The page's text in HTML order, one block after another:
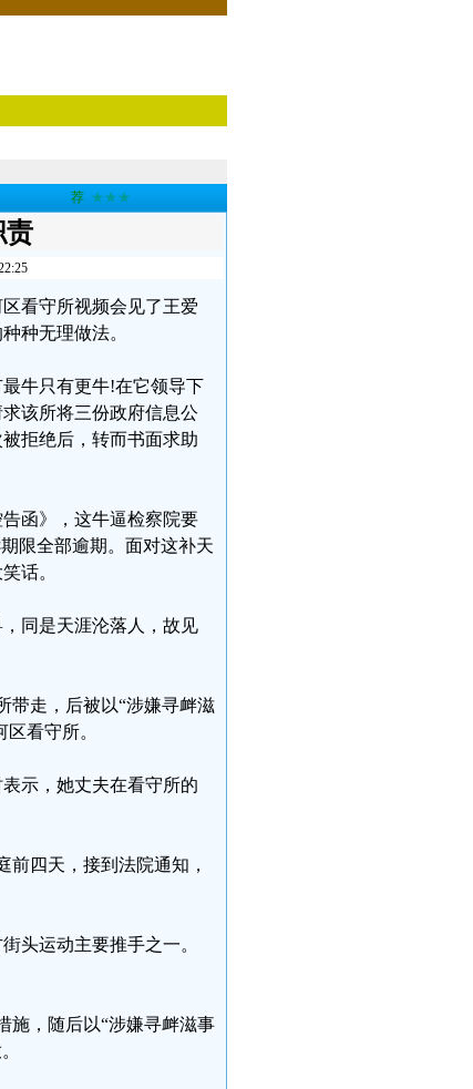
荐 ★★★
责
看守所视频会见了王爱
种无理做法。
牛只有更牛!在它领导下
该所将三份政府信息公
拒绝后，转而书面求助
函》，这牛逼检察院要
限全部逾期。面对这补天
话。
同是天涯沦落人，故见
带走，后被以“涉嫌寻衅滋
看守所。
示，她丈夫在看守所的
前四天，接到法院通知，
头运动主要推手之一。
施，随后以“涉嫌寻衅滋事